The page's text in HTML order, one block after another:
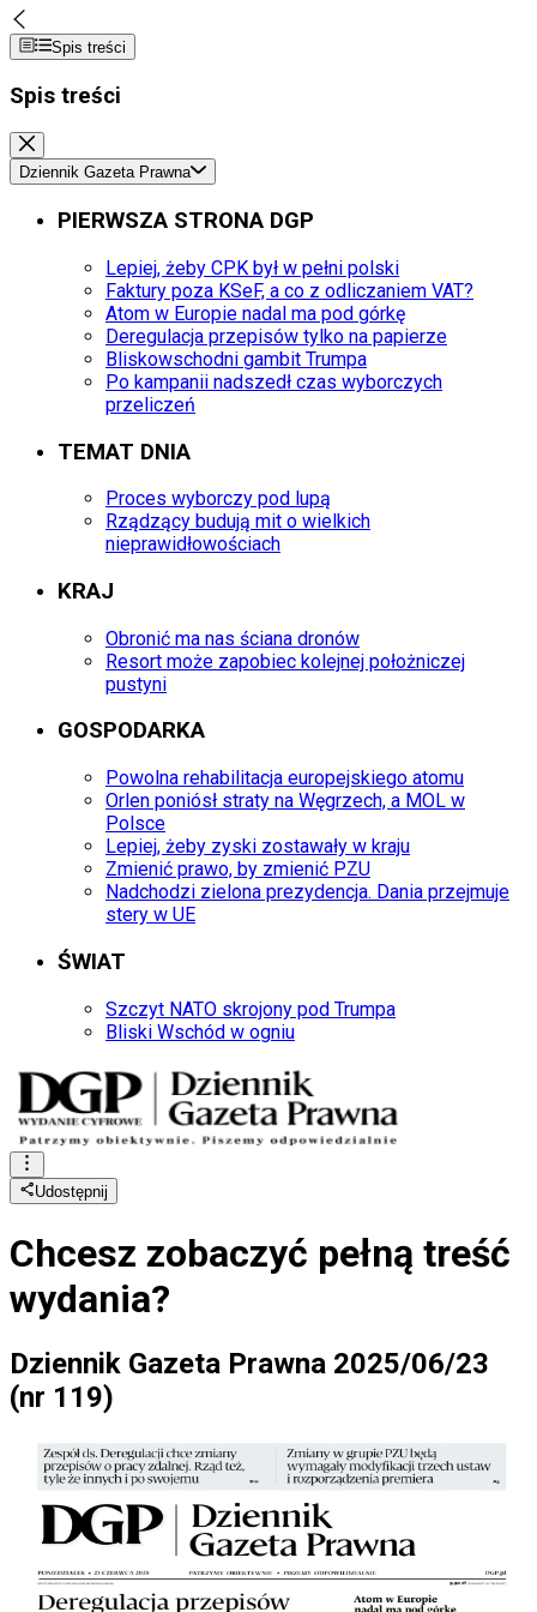
Spis treści
Spis treści
Dziennik Gazeta Prawna
PIERWSZA STRONA DGP
Lepiej, żeby CPK był w pełni polski
Faktury poza KSeF, a co z odliczaniem VAT?
Atom w Europie nadal ma pod górkę
Deregulacja przepisów tylko na papierze
Bliskowschodni gambit Trumpa
Po kampanii nadszedł czas wyborczych
przeliczeń
TEMAT DNIA
Proces wyborczy pod lupą
Rządzący budują mit o wielkich
nieprawidłowościach
KRAJ
Obronić ma nas ściana dronów
Resort może zapobiec kolejnej położniczej
pustyni
GOSPODARKA
Powolna rehabilitacja europejskiego atomu
Orlen poniósł straty na Węgrzech, a MOL w
Polsce
Lepiej, żeby zyski zostawały w kraju
Zmienić prawo, by zmienić PZU
Nadchodzi zielona prezydencja. Dania przejmuje
stery w UE
ŚWIAT
Szczyt NATO skrojony pod Trumpa
Bliski Wschód w ogniu
Udostępnij
Chcesz zobaczyć pełną treść
wydania?
Dziennik Gazeta Prawna 2025/06/23
(nr 119)